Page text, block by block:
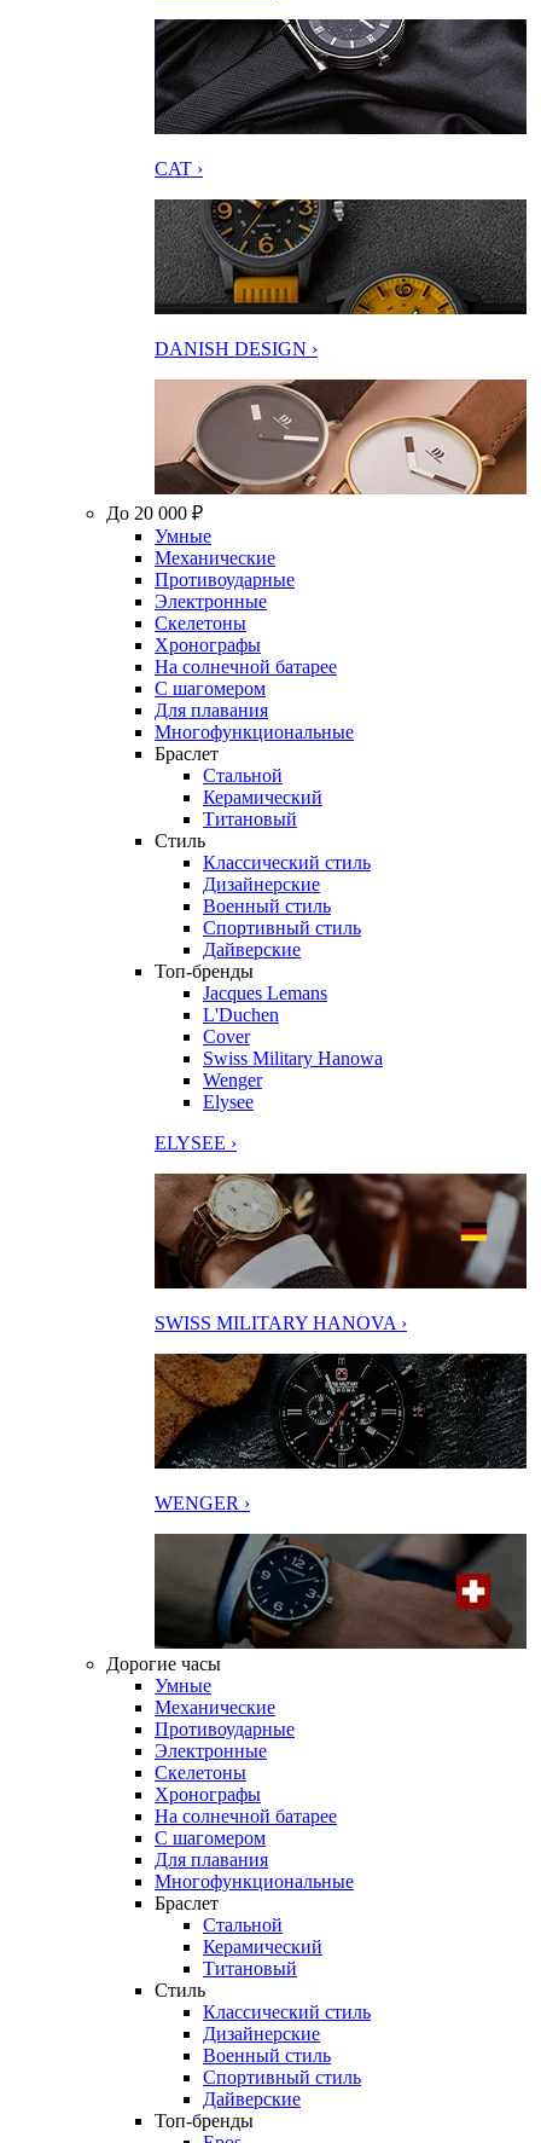
CAT ›
DANISH DESIGN ›
До 20 000 ₽
Умные
Механические
Противоударные
Электронные
Скелетоны
Хронографы
На солнечной батарее
С шагомером
Для плавания
Многофункциональные
Браслет
Стальной
Керамический
Титановый
Стиль
Классический стиль
Дизайнерские
Военный стиль
Спортивный стиль
Дайверские
Топ-бренды
Jacques Lemans
L'Duchen
Cover
Swiss Military Hanowa
Wenger
Elysee
ELYSEE ›
SWISS MILITARY HANOVA ›
WENGER ›
Дорогие часы
Умные
Механические
Противоударные
Электронные
Скелетоны
Хронографы
На солнечной батарее
С шагомером
Для плавания
Многофункциональные
Браслет
Стальной
Керамический
Титановый
Стиль
Классический стиль
Дизайнерские
Военный стиль
Спортивный стиль
Дайверские
Топ-бренды